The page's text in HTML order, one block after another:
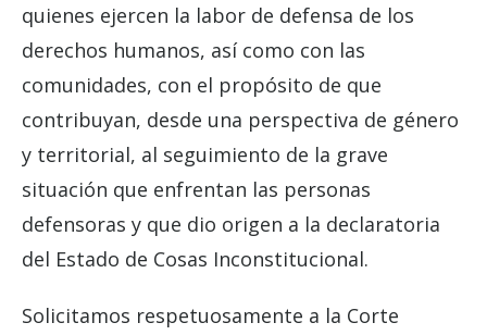
quienes ejercen la labor de defensa de los
derechos humanos, así como con las
comunidades, con el propósito de que
contribuyan, desde una perspectiva de género
y territorial, al seguimiento de la grave
situación que enfrentan las personas
defensoras y que dio origen a la declaratoria
del Estado de Cosas Inconstitucional.
Solicitamos respetuosamente a la Corte